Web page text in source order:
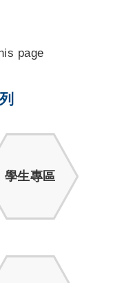
page
學生專區